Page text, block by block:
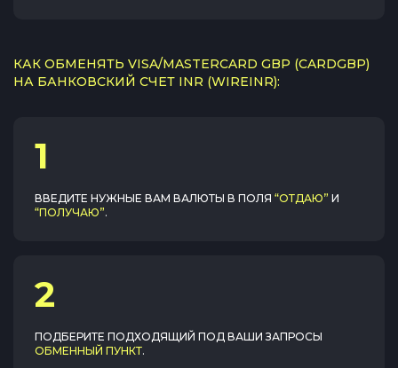
КАК ОБМЕНЯТЬ VISA/MASTERCARD GBP (CARDGBP)
НА БАНКОВСКИЙ СЧЕТ INR (WIREINR):
1
ВВЕДИТЕ НУЖНЫЕ ВАМ ВАЛЮТЫ В ПОЛЯ “ОТДАЮ” И
“ПОЛУЧАЮ”.
2
ПОДБЕРИТЕ ПОДХОДЯЩИЙ ПОД ВАШИ ЗАПРОСЫ
ОБМЕННЫЙ ПУНКТ.